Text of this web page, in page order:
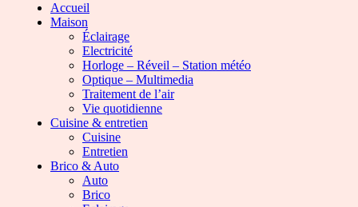
Accueil
Maison
Éclairage
Electricité
Horloge – Réveil – Station météo
Optique – Multimedia
Traitement de l’air
Vie quotidienne
Cuisine & entretien
Cuisine
Entretien
Brico & Auto
Auto
Brico